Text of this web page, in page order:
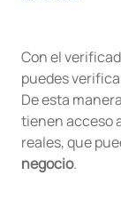
Con el
puedes
De esta
tienen acceso
reales, que
negocio.